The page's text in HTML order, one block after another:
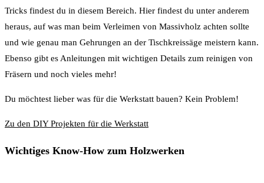
Tricks findest du in diesem Bereich. Hier findest du unter anderem
heraus, auf was man beim Verleimen von Massivholz achten sollte
und wie genau man Gehrungen an der Tischkreissäge meistern kann.
Ebenso gibt es Anleitungen mit wichtigen Details zum reinigen von
Fräsern und noch vieles mehr!
Du möchtest lieber was für die Werkstatt bauen? Kein Problem!
Zu den DIY Projekten für die Werkstatt
Wichtiges Know-How zum Holzwerken